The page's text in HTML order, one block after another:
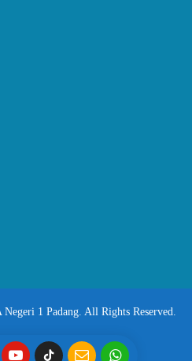
1 Padang. All Rights Reserved.